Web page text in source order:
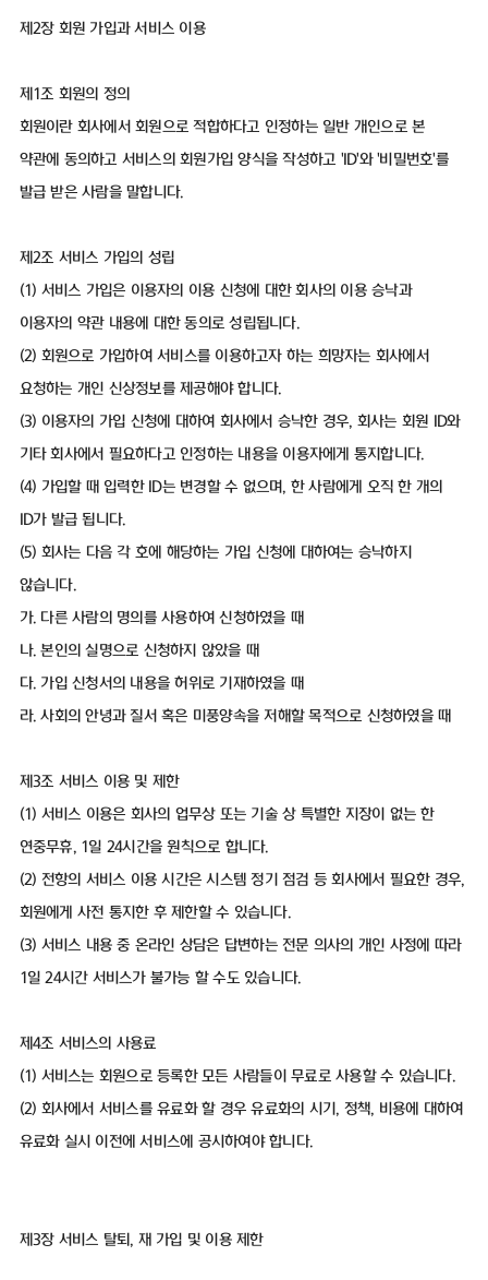
제2장 회원 가입과 서비스 이용
제1조 회원의 정의
회원이란 회사에서 회원으로 적합하다고 인정하는 일반 개인으로 본
약관에 동의하고 서비스의 회원가입 양식을 작성하고 'ID'와 '비밀번호'를
발급 받은 사람을 말합니다.
제2조 서비스 가입의 성립
(1) 서비스 가입은 이용자의 이용 신청에 대한 회사의 이용 승낙과
이용자의 약관 내용에 대한 동의로 성립됩니다.
(2) 회원으로 가입하여 서비스를 이용하고자 하는 희망자는 회사에서
요청하는 개인 신상정보를 제공해야 합니다.
(3) 이용자의 가입 신청에 대하여 회사에서 승낙한 경우, 회사는 회원 ID와
기타 회사에서 필요하다고 인정하는 내용을 이용자에게 통지합니다.
(4) 가입할 때 입력한 ID는 변경할 수 없으며, 한 사람에게 오직 한 개의
ID가 발급 됩니다.
(5) 회사는 다음 각 호에 해당하는 가입 신청에 대하여는 승낙하지
않습니다.
가. 다른 사람의 명의를 사용하여 신청하였을 때
나. 본인의 실명으로 신청하지 않았을 때
다. 가입 신청서의 내용을 허위로 기재하였을 때
라. 사회의 안녕과 질서 혹은 미풍양속을 저해할 목적으로 신청하였을 때
제3조 서비스 이용 및 제한
(1) 서비스 이용은 회사의 업무상 또는 기술 상 특별한 지장이 없는 한
연중무휴, 1일 24시간을 원칙으로 합니다.
(2) 전항의 서비스 이용 시간은 시스템 정기 점검 등 회사에서 필요한 경우,
회원에게 사전 통지한 후 제한할 수 있습니다.
(3) 서비스 내용 중 온라인 상담은 답변하는 전문 의사의 개인 사정에 따라
1일 24시간 서비스가 불가능 할 수도 있습니다.
제4조 서비스의 사용료
(1) 서비스는 회원으로 등록한 모든 사람들이 무료로 사용할 수 있습니다.
(2) 회사에서 서비스를 유료화 할 경우 유료화의 시기, 정책, 비용에 대하여
유료화 실시 이전에 서비스에 공시하여야 합니다.
제3장 서비스 탈퇴, 재 가입 및 이용 제한